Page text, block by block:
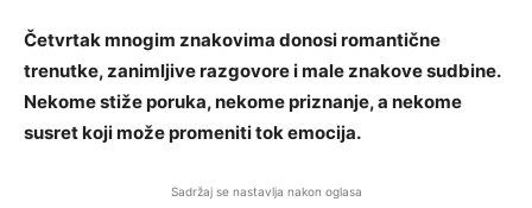
Četvrtak mnogim znakovima donosi romantične
trenutke, zanimljive razgovore i male znakove sudbine.
Nekome stiže poruka, nekome priznanje, a nekome
susret koji može promeniti tok emocija.
Sadržaj se nastavlja nakon oglasa